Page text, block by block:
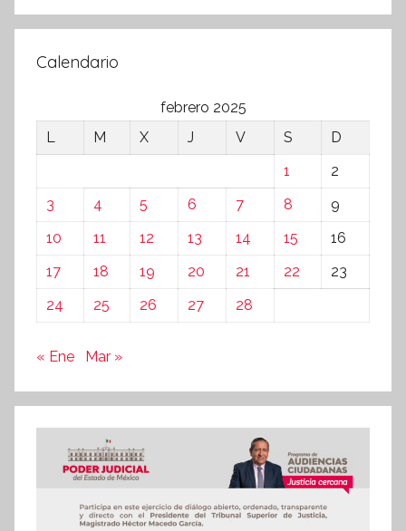
Calendario
febrero 2025
L
M X J V S
D
1
2
3
4 5 6 7 8
9
10
11 12 13 14 15
16
17
18 19 20 21 22
23
24
25 26 27 28
« Ene Mar »